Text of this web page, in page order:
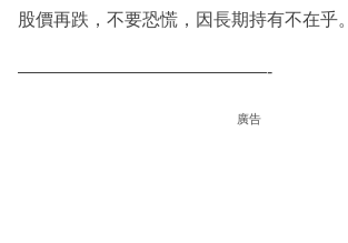
股價再跌，不要恐慌，因長期持有不在乎。
——————————————-
廣告